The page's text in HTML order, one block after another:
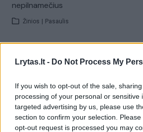
Lrytas.lt - Do Not Process My
If you wish to opt-out of the sale,
processing of your personal or sensitive
targeted advertising by us, please use
section to confirm your selection.
opt-out request is processed you may
nepilnamečius
Žinios Pasaulis
gyvenimą gauti antausiai nesibaigė
Laidos | Lietuva tiesiogiai
Popiežius Pranciškus vieši